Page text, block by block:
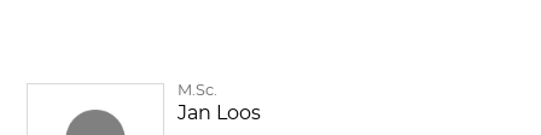
M.Sc.
Jan Loos